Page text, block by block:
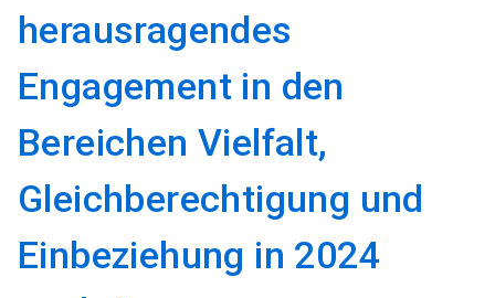
herausragendes
Engagement in den
Bereichen Vielfalt,
Gleichberechtigung und
Einbeziehung in 2024